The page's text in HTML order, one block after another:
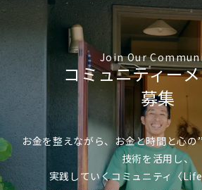
Join Our
コミュニティー
募集
お金を整えながら、お金と時間と心の
技術を活用し、
実践していくコミュニティ〈